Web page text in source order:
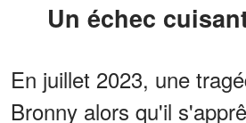
Un échec
En juillet 2023, une
Bronny alors qu'il